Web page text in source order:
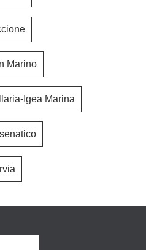
Marino
Igea Marina